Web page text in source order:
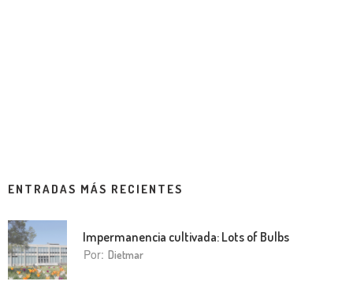
ENTRADAS MÁS RECIENTES
Impermanencia cultivada: Lots of Bulbs
Por: Dietmar